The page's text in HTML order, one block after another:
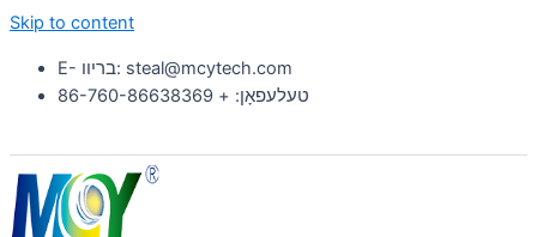
Skip to content
E- בריוו: steal@mcytech.com
טעלעפאָן: + 86-760-86638369